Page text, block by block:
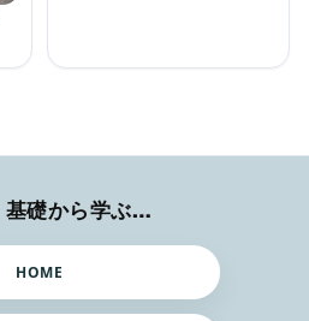
発表会で輝く！基礎から学ぶバレエ術
HOME